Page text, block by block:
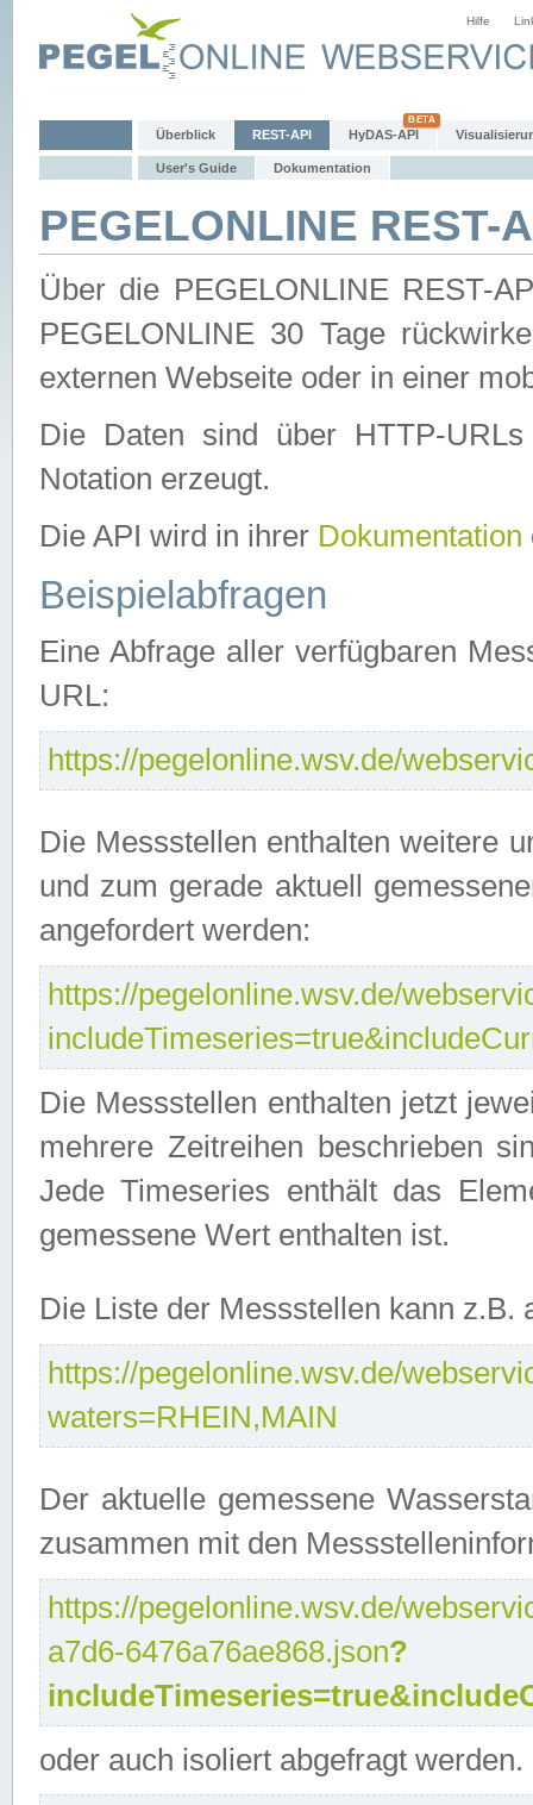
Hilfe
Überblick REST-API HyDAS-API
User's Guide Dokumentation
PEGELONLINE REST-
Über die PEGELONLINE REST-
PEGELONLINE 30 Tage
externen Webseite oder in einer
Die Daten sind über HTTP-
Notation erzeugt.
Die API wird in ihrer Dokumentation
Beispielabfragen
Eine Abfrage aller verfügbaren
URL:
https://pegelonline.wsv.de/
Die Messstellen enthalten weitere
und zum gerade aktuell
angefordert werden:
https://pegelonline.wsv.de/
Die Messstellen enthalten jetzt
mehrere Zeitreihen beschrieben
Jede Timeseries enthält das
gemessene Wert enthalten ist.
Die Liste der Messstellen kann
https://pegelonline.wsv.de/
waters=RHEIN,MAIN
Der aktuelle gemessene
zusammen mit den
https://pegelonline.wsv.de/
a7d6-6476a76ae868.json?
oder auch isoliert abgefragt werden.